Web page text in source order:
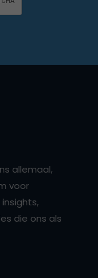
allemaal,
voor
die ons als